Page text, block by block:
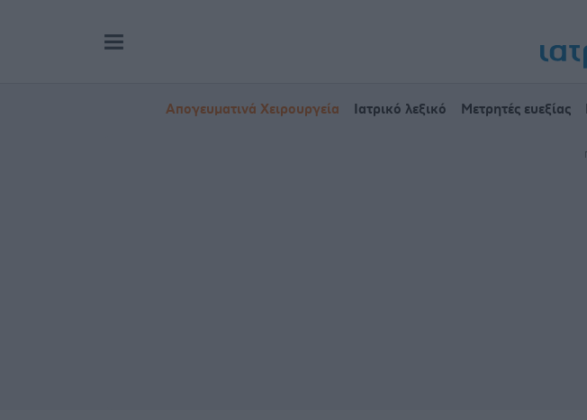
Απογευματινά Χειρουργεία Ιατρικό λεξικό Μετρητές ευεξίας